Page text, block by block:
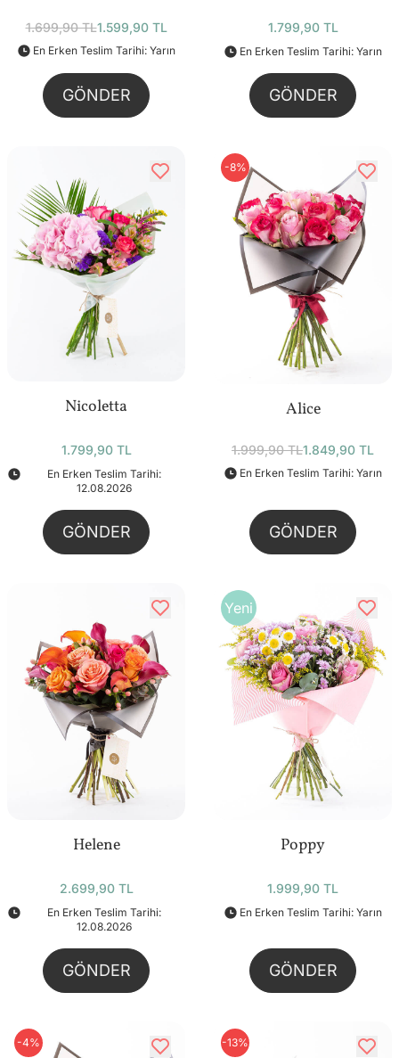
1.699,90 TL1.599,90 TL
En Erken Teslim Tarihi: Yarın
GÖNDER
1.799,90 TL
En Erken Teslim Tarihi: Yarın
GÖNDER
Nicoletta
1.799,90 TL
En Erken Teslim Tarihi:
12.08.2026
GÖNDER
-8%
Alice
1.999,90 TL1.849,90 TL
En Erken Teslim Tarihi: Yarın
GÖNDER
Helene
2.699,90 TL
En Erken Teslim Tarihi:
12.08.2026
GÖNDER
Yeni
Poppy
1.999,90 TL
En Erken Teslim Tarihi: Yarın
GÖNDER
-4% -13%